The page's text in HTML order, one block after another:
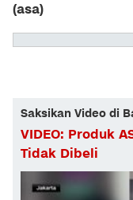
(asa)
Saksikan Video di
VIDEO: Produk
Tidak Dibeli